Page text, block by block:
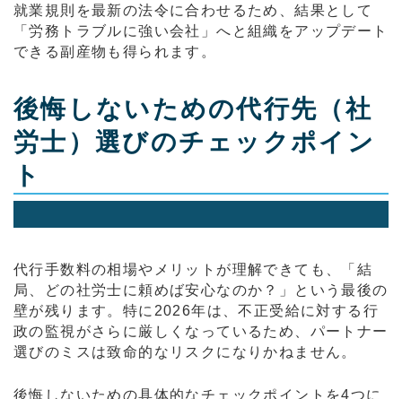
就業規則を最新の法令に合わせるため、結果として
「労務トラブルに強い会社」へと組織をアップデート
できる副産物も得られます。
後悔しないための代行先（社
労士）選びのチェックポイン
ト
代行手数料の相場やメリットが理解できても、「結
局、どの社労士に頼めば安心なのか？」という最後の
壁が残ります。特に2026年は、不正受給に対する行
政の監視がさらに厳しくなっているため、パートナー
選びのミスは致命的なリスクになりかねません。
後悔しないための具体的なチェックポイントを4つに